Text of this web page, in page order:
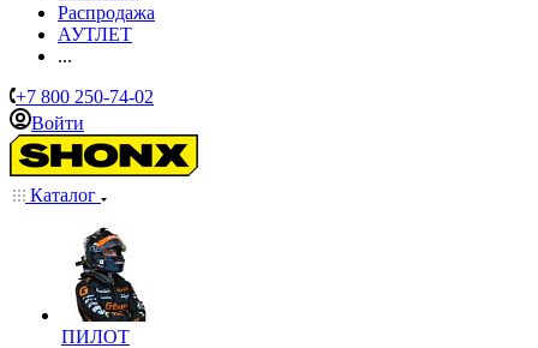
Распродажа
АУТЛЕТ
...
+7 800 250-74-02
Войти
Каталог
ПИЛОТ